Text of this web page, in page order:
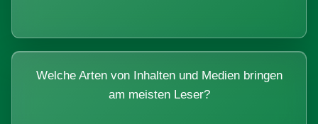
Welche Arten von Inhalten und Medien bringen
am meisten Leser?